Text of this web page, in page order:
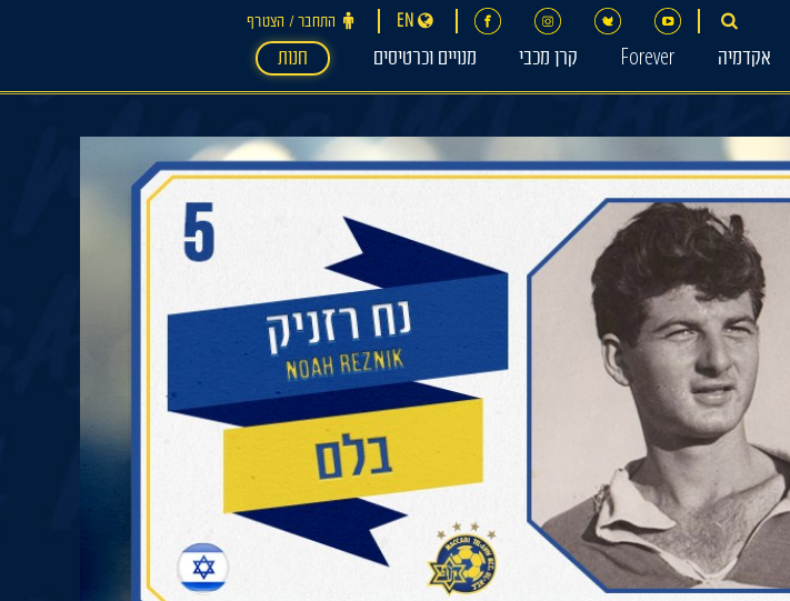
התחבר ‪/‬ הצטרף EN
אקדמיה Forever קרן מכבי מנויים וכרטיסים חנות